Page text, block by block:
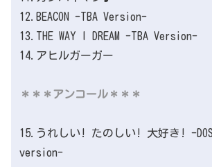
12.BEACON -TBA Version-
13.THE WAY I DREAM -TBA Version-
14.アヒルガーガー
＊＊＊アンコール＊＊＊
15.うれしい! たのしい! 大好き! -
version-